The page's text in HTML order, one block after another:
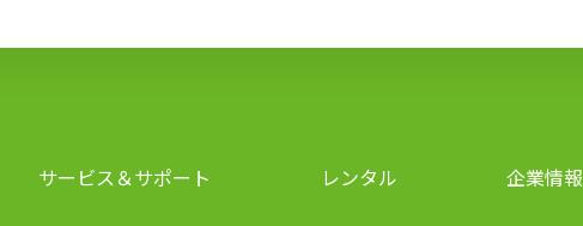
サービス＆サポート レンタル 企業情報